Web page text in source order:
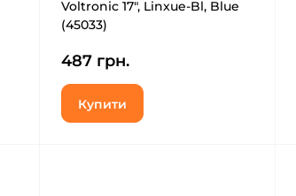
Voltronic 17", Linxue-Bl, Blue
(45033)
487 грн.
Купити